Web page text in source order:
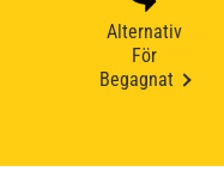
Alternativ
För
Begagnat